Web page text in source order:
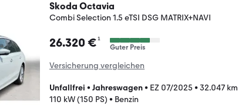
Skoda Octavia
Combi Selection 1.5 eTSI DSG MATRIX+NAVI
26.320 €¹
Guter Preis
Versicherung vergleichen
Unfallfrei • Jahreswagen• EZ 07/2025 • 32.047 km
110 kW (150 PS) • Benzin